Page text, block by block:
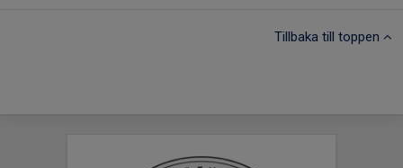
Tillbaka till toppen